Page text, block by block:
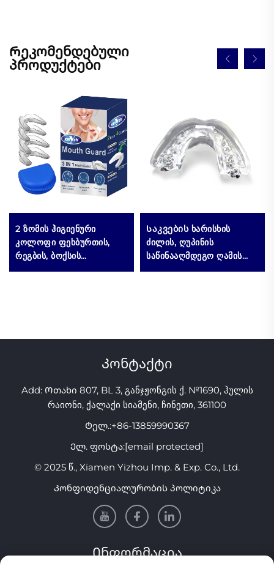
Რეკომენდებული
პროდუქტები
2 ზომის ჰიგიენური
კოლოფი ფეხბურთის,
რეგბის, ბოქსის
სპორტული პირის
Საკვების ხარისხის
ძილის, ღუპინის
საწინააღმდეგო ღამის
პირის დაცვის საშუალება,
საწინააღმდეგო
ჩამოსხმით და ჩაყრით,
გასაფეთქებლად
Კონტაქტი
Add: Ოთახი 807, BL 3, განჯჟონგის ქ. №1690, ჰულის
რაიონი, ქალაქი სიამენი, ჩინეთი, 361100
Ტელ.:+86-13859990367
Ელ. ფოსტა:[email protected]
© 2025 წ., Xiamen Yizhou Imp. & Exp. Co., Ltd.
Კონფიდენციალურობის პოლიტიკა
Ინფორმაცია